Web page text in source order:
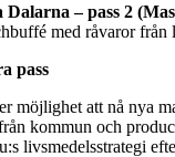
Dalarna – pass 2
med råvaror från
pass
möjlighet att nå nya
kommun och
livsmedelsstrategi